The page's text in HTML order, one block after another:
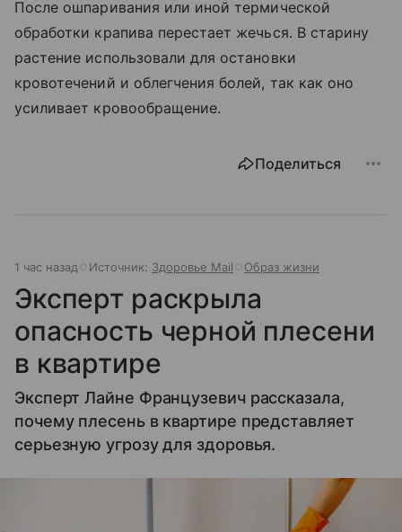
После ошпаривания или иной термической
обработки крапива перестает жечься. В старину
растение использовали для остановки
кровотечений и облегчения болей, так как оно
усиливает кровообращение.
Поделиться
1 час назад Источник: Здоровье Mail Образ жизни
Эксперт раскрыла
опасность черной плесени
в квартире
Эксперт Лайне Французевич рассказала,
почему плесень в квартире представляет
серьезную угрозу для здоровья.